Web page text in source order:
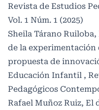
Revista de Estudios
Vol. 1 Núm. 1 (2025)
Sheila Tárano Ruiloba,
de la experimentación
propuesta de
Educación Infantil ,
Pedagógicos
Rafael Muñoz Ruiz, El